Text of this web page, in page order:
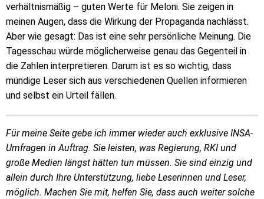
verhältnismäßig – guten Werte für Meloni. Sie zeigen in
meinen Augen, dass die Wirkung der Propaganda nachlässt.
Aber wie gesagt: Das ist eine sehr persönliche Meinung. Die
Tagesschau würde möglicherweise genau das Gegenteil in
die Zahlen interpretieren. Darum ist es so wichtig, dass
mündige Leser sich aus verschiedenen Quellen informieren
und selbst ein Urteil fällen.
Für meine Seite gebe ich immer wieder auch exklusive INSA-
Umfragen in Auftrag. Sie leisten, was Regierung, RKI und
große Medien längst hätten tun müssen. Sie sind einzig und
allein durch Ihre Unterstützung, liebe Leserinnen und Leser,
möglich. Machen Sie mit, helfen Sie, dass auch weiter solche